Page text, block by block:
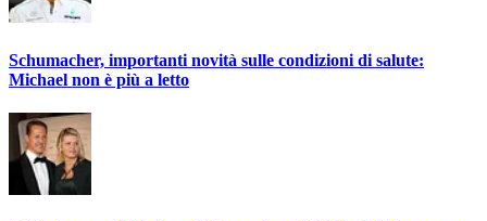
Schumacher, importanti novità sulle condizioni di salute:
Michael non è più a letto